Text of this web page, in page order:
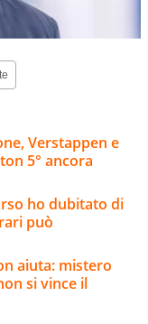
Verstappen e
5° ancora
ho dubitato di
può
aiuta: mistero
si vince il